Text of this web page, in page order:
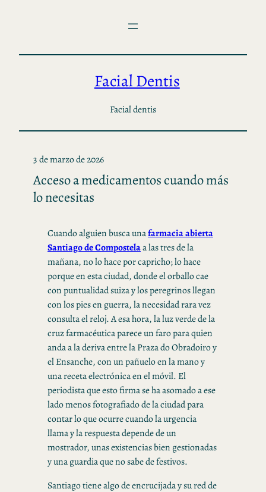
Facial Dentis
Facial dentis
3 de marzo de 2026
Acceso a medicamentos cuando más
lo necesitas
Cuando alguien busca unafarmacia abierta
Santiago de Compostelaa las tres de la
mañana, no lo hace por capricho; lo hace
porque en esta ciudad, donde el orballo cae
con puntualidad suiza y los peregrinos llegan
con los pies en guerra, la necesidad rara vez
consulta el reloj. A esa hora, la luz verde de la
cruz farmacéutica parece un faro para quien
anda a la deriva entre la Praza do Obradoiro y
el Ensanche, con un pañuelo en la mano y
una receta electrónica en el móvil. El
periodista que esto firma se ha asomado a ese
lado menos fotografiado de la ciudad para
contar lo que ocurre cuando la urgencia
llama y la respuesta depende de un
mostrador, unas existencias bien gestionadas
y una guardia que no sabe de festivos.
Santiago tiene algo de encrucijada y su red de